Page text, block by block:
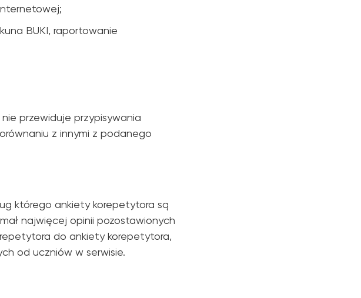
BUKI, raportowanie
przewiduje przypisywania
z innymi z podanego
którego ankiety korepetytora są
najwięcej opinii pozostawionych
do ankiety korepetytora,
od uczniów w serwisie.